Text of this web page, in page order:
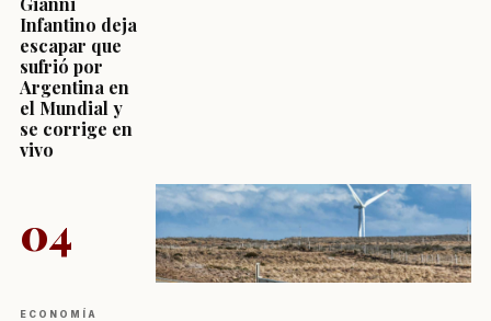
Infantino deja
escapar que
sufrió por
Argentina en
el Mundial y
se corrige en
vivo
04
ECONOMÍA